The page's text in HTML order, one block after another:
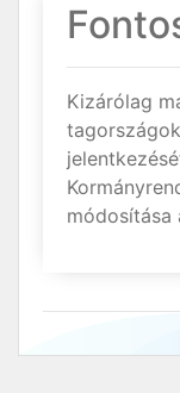
Kizárólag
módosítása